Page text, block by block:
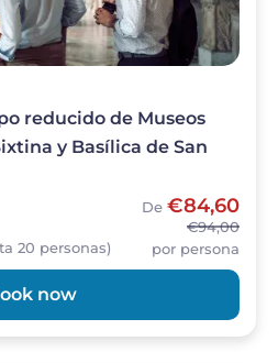
Vaticano por la noche no
de San Pedro y tiene
reducido de Museos
y Basílica de San
20 personas)
De €84,60
€94,00
por persona
now